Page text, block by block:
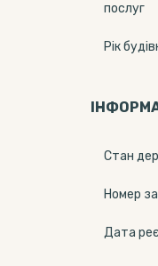
послуг
Рік
Стан
Номер
Дата